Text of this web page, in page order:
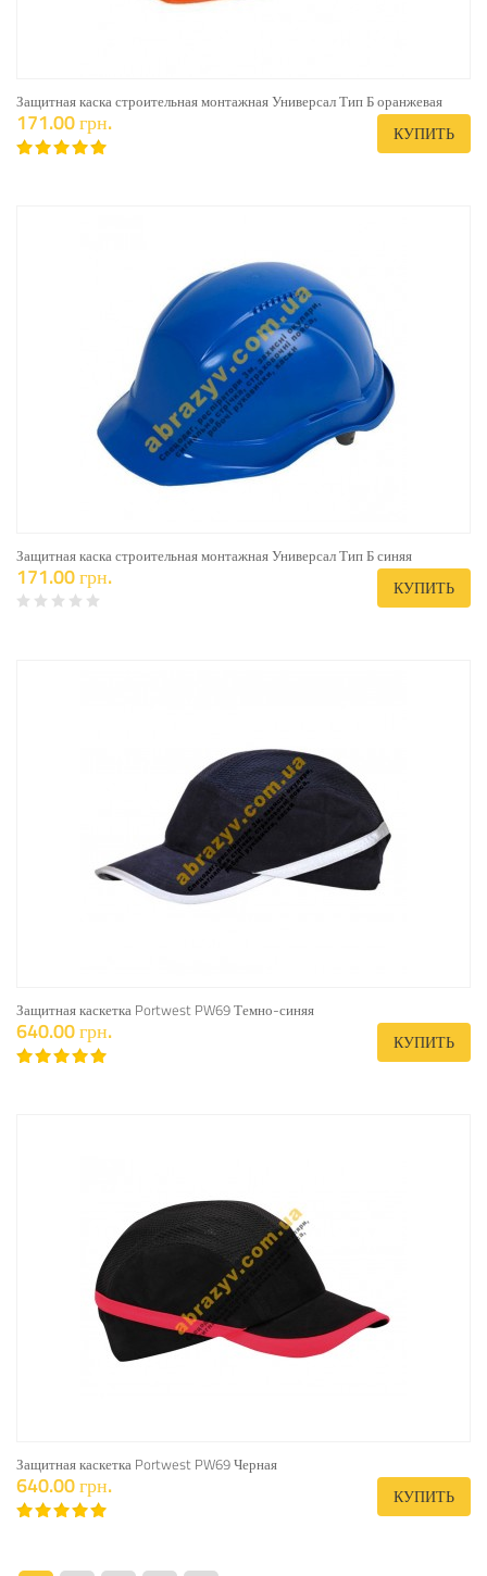
Защитная каска строительная монтажная Универсал Тип Б оранжевая
171.00 грн. КУПИТЬ
Защитная каска строительная монтажная Универсал Тип Б синяя
171.00 грн. КУПИТЬ
Защитная каскетка Portwest PW69 Темно-синяя
640.00 грн. КУПИТЬ
Защитная каскетка Portwest PW69 Черная
640.00 грн. КУПИТЬ